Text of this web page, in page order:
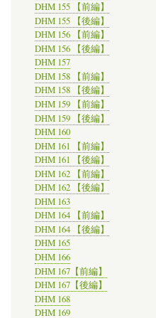
DHM 155 【前編】
DHM 155 【後編】
DHM 156 【前編】
DHM 156 【後編】
DHM 157
DHM 158 【前編】
DHM 158 【後編】
DHM 159 【前編】
DHM 159 【後編】
DHM 160
DHM 161 【前編】
DHM 161 【後編】
DHM 162 【前編】
DHM 162 【後編】
DHM 163
DHM 164 【前編】
DHM 164 【後編】
DHM 165
DHM 166
DHM 167【前編】
DHM 167【後編】
DHM 168
DHM 169